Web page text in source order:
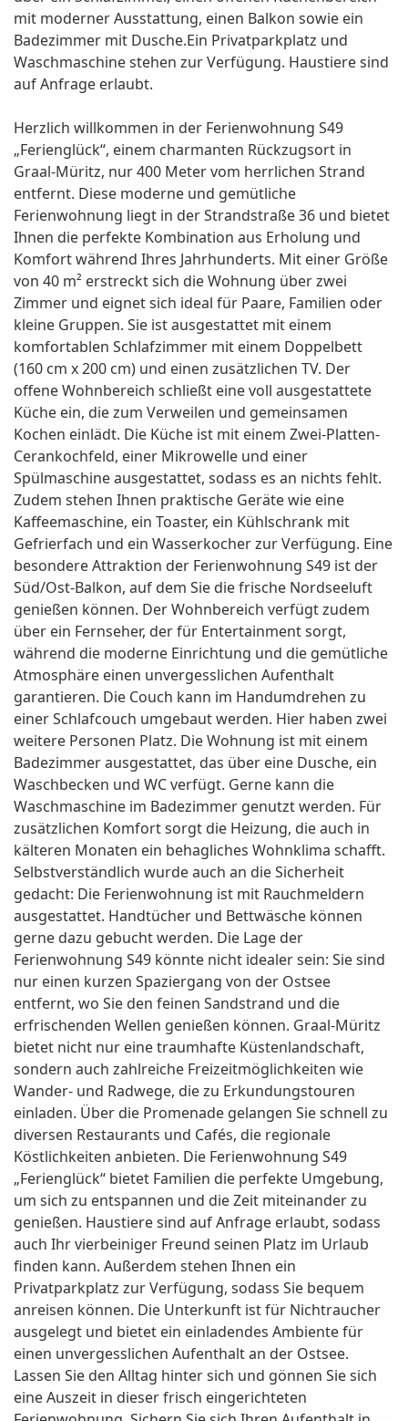
mit moderner Ausstattung, einen Balkon sowie ein
Badezimmer mit Dusche.Ein Privatparkplatz und
Waschmaschine stehen zur Verfügung. Haustiere sind
auf Anfrage erlaubt.
Herzlich willkommen in der Ferienwohnung S49
„Ferienglück“, einem charmanten Rückzugsort in
Graal-Müritz, nur 400 Meter vom herrlichen Strand
entfernt. Diese moderne und gemütliche
Ferienwohnung liegt in der Strandstraße 36 und bietet
Ihnen die perfekte Kombination aus Erholung und
Komfort während Ihres Jahrhunderts. Mit einer Größe
von 40 m² erstreckt sich die Wohnung über zwei
Zimmer und eignet sich ideal für Paare, Familien oder
kleine Gruppen. Sie ist ausgestattet mit einem
komfortablen Schlafzimmer mit einem Doppelbett
(160 cm x 200 cm) und einen zusätzlichen TV. Der
offene Wohnbereich schließt eine voll ausgestattete
Küche ein, die zum Verweilen und gemeinsamen
Kochen einlädt. Die Küche ist mit einem Zwei-Platten-
Cerankochfeld, einer Mikrowelle und einer
Spülmaschine ausgestattet, sodass es an nichts fehlt.
Zudem stehen Ihnen praktische Geräte wie eine
Kaffeemaschine, ein Toaster, ein Kühlschrank mit
Gefrierfach und ein Wasserkocher zur Verfügung. Eine
besondere Attraktion der Ferienwohnung S49 ist der
Süd/Ost-Balkon, auf dem Sie die frische Nordseeluft
genießen können. Der Wohnbereich verfügt zudem
über ein Fernseher, der für Entertainment sorgt,
während die moderne Einrichtung und die gemütliche
Atmosphäre einen unvergesslichen Aufenthalt
garantieren. Die Couch kann im Handumdrehen zu
einer Schlafcouch umgebaut werden. Hier haben zwei
weitere Personen Platz. Die Wohnung ist mit einem
Badezimmer ausgestattet, das über eine Dusche, ein
Waschbecken und WC verfügt. Gerne kann die
Waschmaschine im Badezimmer genutzt werden. Für
zusätzlichen Komfort sorgt die Heizung, die auch in
kälteren Monaten ein behagliches Wohnklima schafft.
Selbstverständlich wurde auch an die Sicherheit
gedacht: Die Ferienwohnung ist mit Rauchmeldern
ausgestattet. Handtücher und Bettwäsche können
gerne dazu gebucht werden. Die Lage der
Ferienwohnung S49 könnte nicht idealer sein: Sie sind
nur einen kurzen Spaziergang von der Ostsee
entfernt, wo Sie den feinen Sandstrand und die
erfrischenden Wellen genießen können. Graal-Müritz
bietet nicht nur eine traumhafte Küstenlandschaft,
sondern auch zahlreiche Freizeitmöglichkeiten wie
Wander- und Radwege, die zu Erkundungstouren
einladen. Über die Promenade gelangen Sie schnell zu
diversen Restaurants und Cafés, die regionale
Köstlichkeiten anbieten. Die Ferienwohnung S49
„Ferienglück“ bietet Familien die perfekte Umgebung,
um sich zu entspannen und die Zeit miteinander zu
genießen. Haustiere sind auf Anfrage erlaubt, sodass
auch Ihr vierbeiniger Freund seinen Platz im Urlaub
finden kann. Außerdem stehen Ihnen ein
Privatparkplatz zur Verfügung, sodass Sie bequem
anreisen können. Die Unterkunft ist für Nichtraucher
ausgelegt und bietet ein einladendes Ambiente für
einen unvergesslichen Aufenthalt an der Ostsee.
Lassen Sie den Alltag hinter sich und gönnen Sie sich
eine Auszeit in dieser frisch eingerichteten